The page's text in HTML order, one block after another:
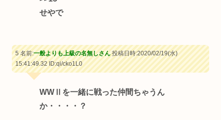
せやで
5 名前:一般よりも上級の名無しさん投稿日時:2020/02/19(水)
15:41:49.32ID:qi/cko1L0
WWⅡを一緒に戦った仲間ちゃうん
か・・・・？